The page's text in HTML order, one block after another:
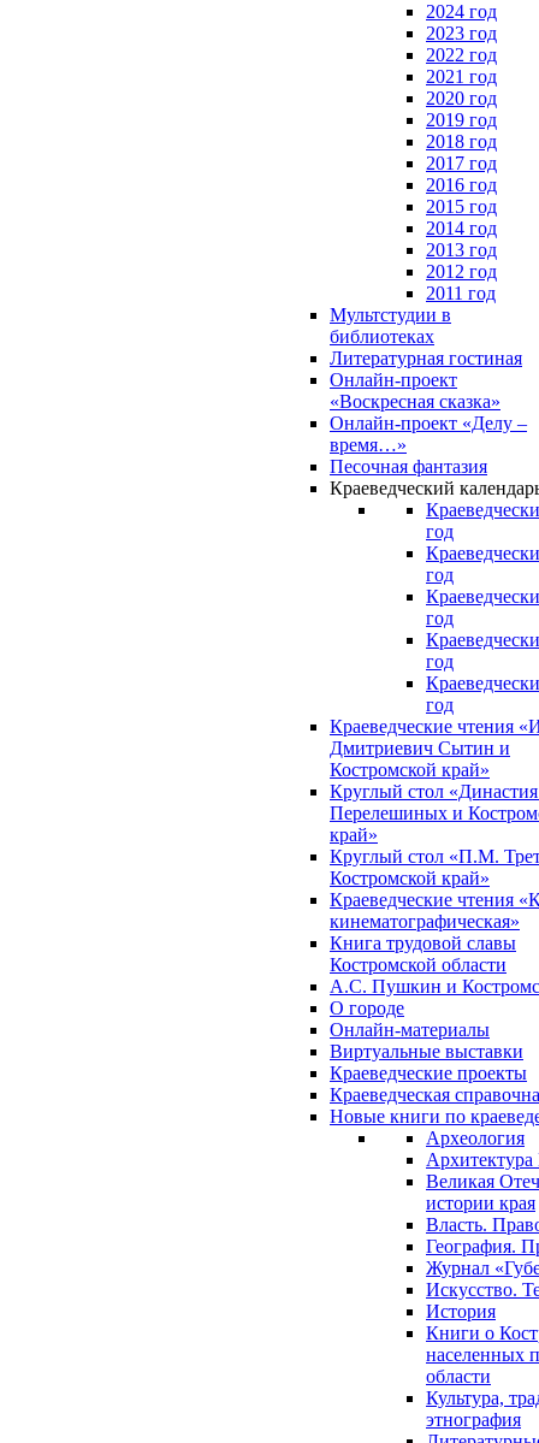
2024 год
2023 год
2022 год
2021 год
2020 год
2019 год
2018 год
2017 год
2016 год
2015 год
2014 год
2013 год
2012 год
2011 год
Мультстудии в
библиотеках
Литературная гостиная
Онлайн-проект
«Воскресная сказка»
Онлайн-проект «Делу –
время…»
Песочная фантазия
Краеведческий
год
год
год
год
год
Краеведческие чтения
Дмитриевич Сытин и
Костромской край»
Круглый стол
Перелешиных и
край»
Круглый стол «П.М.
Костромской край»
Краеведческие чтения
кинематографическая»
Книга трудовой славы
Костромской области
А.С. Пушкин и
О городе
Онлайн-материалы
Виртуальные выставки
Краеведческие проекты
Краеведческая
Новые книги по
Археология
Архитектура
Великая
истории края
Власть.
География.
Журнал
Искусство.
История
Книги о
населенных
области
Культура,
этнография